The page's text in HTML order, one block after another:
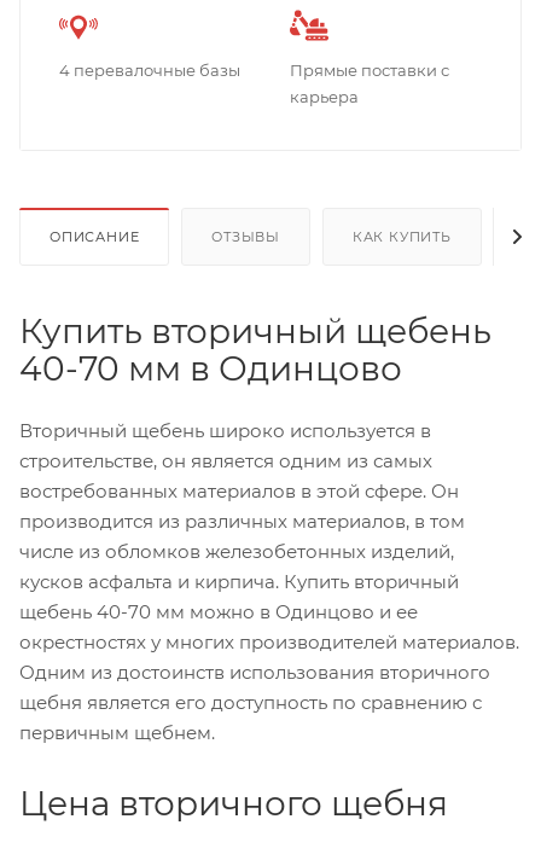
4 перевалочные базы
Прямые поставки с
карьера
ОПИСАНИЕ ОТЗЫВЫ КАК КУПИТЬ
Купить вторичный щебень
40-70 мм в Одинцово
Вторичный щебень широко используется в
строительстве, он является одним из самых
востребованных материалов в этой сфере. Он
производится из различных материалов, в том
числе из обломков железобетонных изделий,
кусков асфальта и кирпича. Купить вторичный
щебень 40-70 мм можно в Одинцово и ее
окрестностях у многих производителей материалов.
Одним из достоинств использования вторичного
щебня является его доступность по сравнению с
первичным щебнем.
Цена вторичного щебня